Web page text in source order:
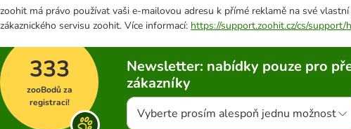
zoohit má právo používat vaši e-mailovou adresu k přímé reklamě na své
zákaznického servisu zoohit. Více informací: https://support.zoohit.cz/cs/support/
333
zooBodů za
registraci!
Newsletter: nabídky pouze pro
zákazníky
Vyberte prosím alespoň jednu možnost